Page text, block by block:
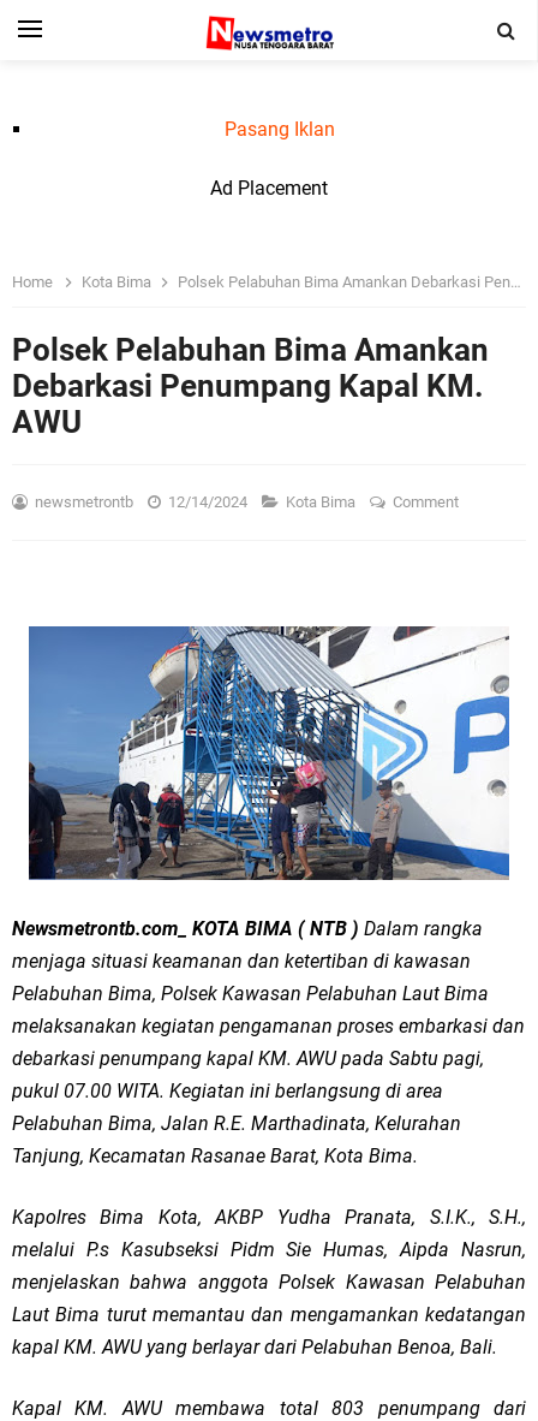
Pasang Iklan
Ad Placement
Home Kota Bima Polsek Pelabuhan Bima Amankan Debarkasi Penumpang Kapal KM. AWU
Polsek Pelabuhan Bima Amankan
Debarkasi Penumpang Kapal KM.
AWU
newsmetrontb 12/14/2024 Kota Bima Comment
Newsmetrontb.com_ KOTA BIMA ( NTB ) Dalam rangka
menjaga situasi keamanan dan ketertiban di kawasan
Pelabuhan Bima, Polsek Kawasan Pelabuhan Laut Bima
melaksanakan kegiatan pengamanan proses embarkasi dan
debarkasi penumpang kapal KM. AWU pada Sabtu pagi,
pukul 07.00 WITA. Kegiatan ini berlangsung di area
Pelabuhan Bima, Jalan R.E. Marthadinata, Kelurahan
Tanjung, Kecamatan Rasanae Barat, Kota Bima.
Kapolres Bima Kota, AKBP Yudha Pranata, S.I.K., S.H.,
melalui P.s Kasubseksi Pidm Sie Humas, Aipda Nasrun,
menjelaskan bahwa anggota Polsek Kawasan Pelabuhan
Laut Bima turut memantau dan mengamankan kedatangan
kapal KM. AWU yang berlayar dari Pelabuhan Benoa, Bali.
Kapal KM. AWU membawa total 803 penumpang dari